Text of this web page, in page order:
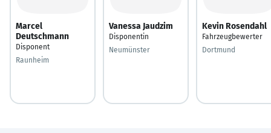
Marcel
Deutschmann
Disponent
Raunheim
Vanessa Jaudzim
Disponentin
Neumünster
Kevin Rosendahl
Fahrzeugbewerter
Dortmund